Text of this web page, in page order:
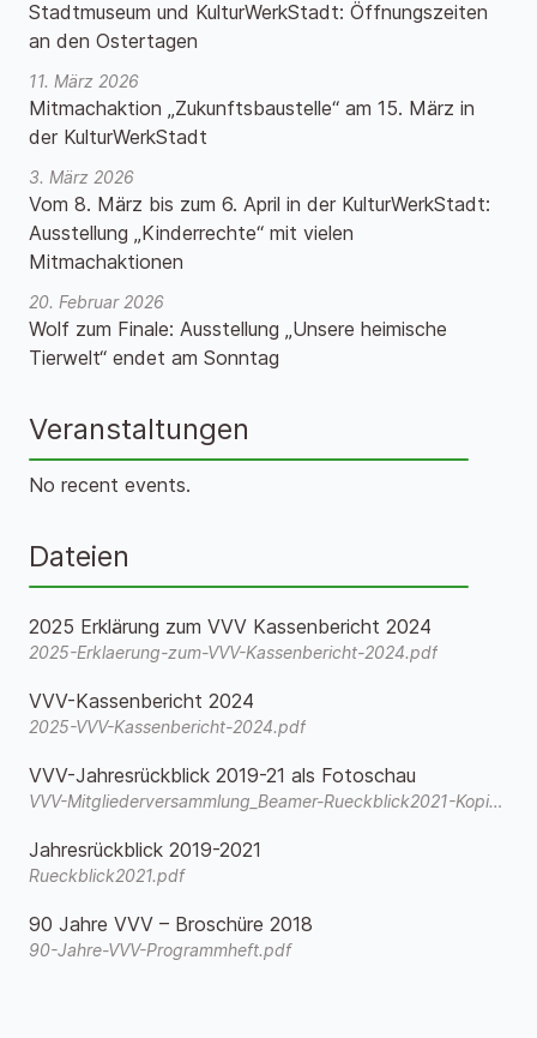
Stadtmuseum und KulturWerkStadt: Öffnungszeiten
an den Ostertagen
11. März 2026
Mitmachaktion „Zukunftsbaustelle“ am 15. März in
der KulturWerkStadt
3. März 2026
Vom 8. März bis zum 6. April in der KulturWerkStadt:
Ausstellung „Kinderrechte“ mit vielen
Mitmachaktionen
20. Februar 2026
Wolf zum Finale: Ausstellung „Unsere heimische
Tierwelt“ endet am Sonntag
Veranstaltungen
No recent events.
Dateien
2025 Erklärung zum VVV Kassenbericht 2024
2025-Erklaerung-zum-VVV-Kassenbericht-2024.pdf
VVV-Kassenbericht 2024
2025-VVV-Kassenbericht-2024.pdf
VVV-Jahresrückblick 2019-21 als Fotoschau
VVV-Mitgliederversammlung_Beamer-Rueckblick2021-Kopie.wmv
Jahresrückblick 2019-2021
Rueckblick2021.pdf
90 Jahre VVV – Broschüre 2018
90-Jahre-VVV-Programmheft.pdf